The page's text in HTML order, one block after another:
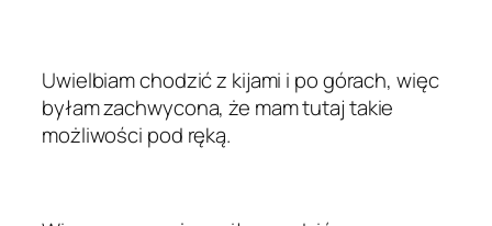
Uwielbiam chodzić z kijami i po górach, więc
byłam zachwycona, że mam tutaj takie
możliwości pod ręką.